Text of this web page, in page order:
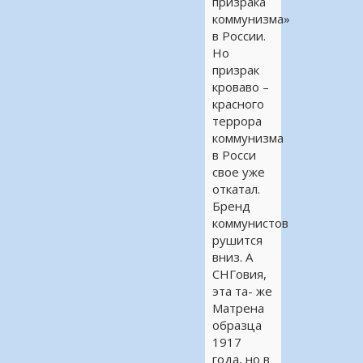
коммунизма»
в России.
Но
призрак
кроваво –
красного
террора
коммунизма
в Росси
свое уже
откатал.
Бренд
коммунистов
рушится
вниз. А
СНГовия,
эта та- же
Матрена
образца
1917
года, но в